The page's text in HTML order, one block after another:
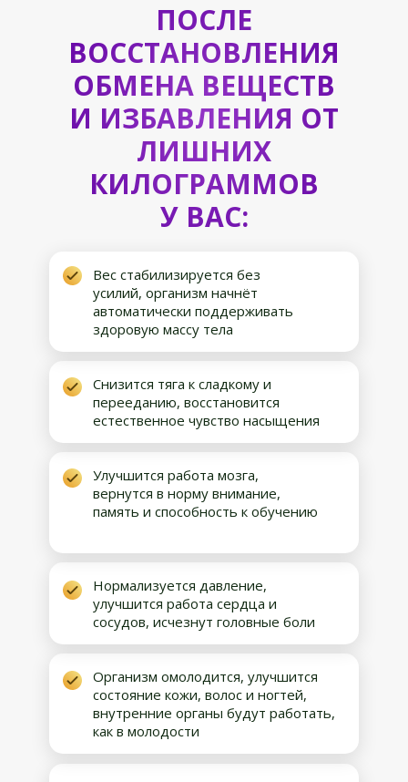
ПОСЛЕ
ВОССТАНОВЛЕНИЯ
ОБМЕНА ВЕЩЕСТВ
И ИЗБАВЛЕНИЯ ОТ
ЛИШНИХ
КИЛОГРАММОВ
У ВАС:
Вес стабилизируется без
усилий, организм начнёт
автоматически поддерживать
здоровую массу тела
Снизится тяга к сладкому и
перееданию, восстановится
естественное чувство насыщения
Улучшится работа мозга,
вернутся в норму внимание,
память и способность к обучению
Нормализуется давление,
улучшится работа сердца и
сосудов, исчезнут головные боли
Организм омолодится, улучшится
состояние кожи, волос и ногтей,
внутренние органы будут работать,
как в молодости